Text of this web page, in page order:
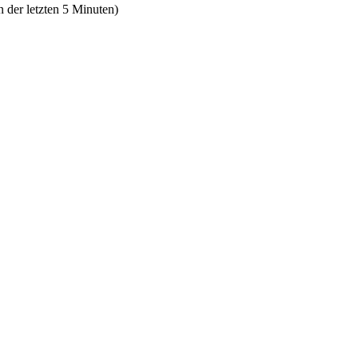
der letzten 5 Minuten)